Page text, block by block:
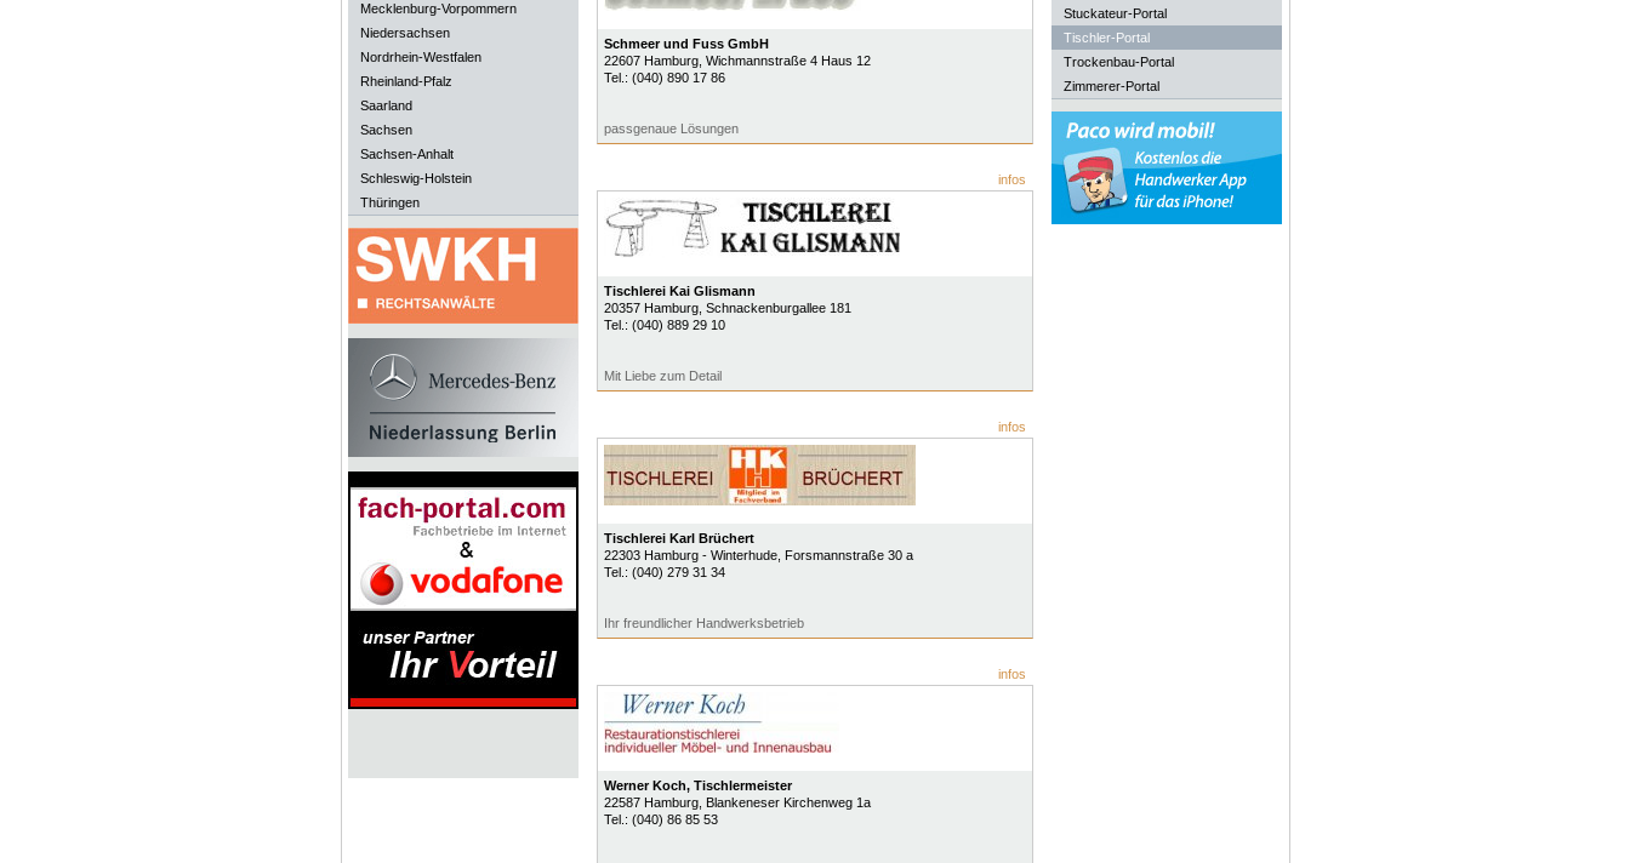
Mecklenburg-Vorpommern
Niedersachsen
Nordrhein-Westfalen
Rheinland-Pfalz
Saarland
Sachsen
Sachsen-Anhalt
Schleswig-Holstein
Thüringen
Schmeer und Fuss GmbH
22607 Hamburg, Wichmannstraße 4 Haus 12
Tel.: (040) 890 17 86
passgenaue Lösungen
infos
Tischlerei Kai Glismann
20357 Hamburg, Schnackenburgallee 181
Tel.: (040) 889 29 10
Mit Liebe zum Detail
infos
Tischlerei Karl Brüchert
22303 Hamburg - Winterhude, Forsmannstraße 30 a
Tel.: (040) 279 31 34
Ihr freundlicher Handwerksbetrieb
infos
Werner Koch, Tischlermeister
22587 Hamburg, Blankeneser Kirchenweg 1a
Tel.: (040) 86 85 53
Stuckateur-Portal
Tischler-Portal
Trockenbau-Portal
Zimmerer-Portal